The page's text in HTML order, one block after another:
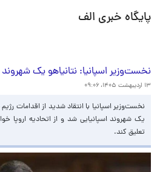
پایگاه خبری الف
نخست‌وزیر اسپانیا: نتانیاهو یک شهروند
۱۳ اردیبهشت ۱۴۰۵، ۰۹:۰۶
نخست‌وزیر اسپانیا با انتقاد شدید از اقدامات
یک شهروند اسپانیایی شد و از اتحادیه اروپا
تعلیق کند.